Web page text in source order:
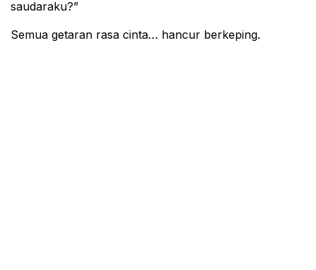
saudaraku?”
Semua getaran rasa cinta… hancur berkeping.